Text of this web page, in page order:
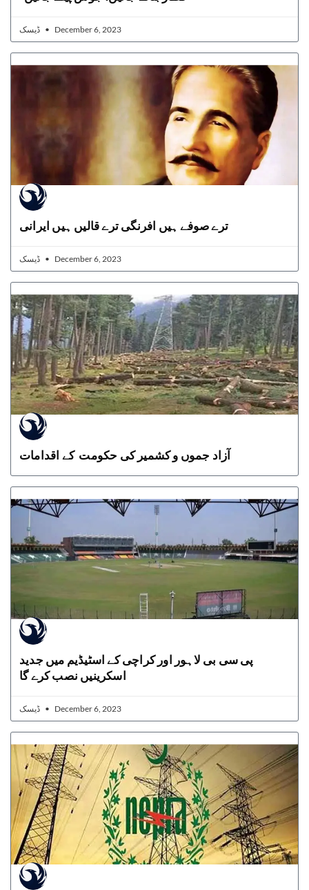
December 6, 2023
ترے صوفے ہیں افرنگی ترے قالیں ہیں ایرانی
December 6, 2023
آزاد جموں و کشمیر کی حکومت کے اقدامات
پی سی بی لاہور اور کراچی کے اسٹیڈیم میں جدید
اسکرینیں نصب کرے گا
December 6, 2023